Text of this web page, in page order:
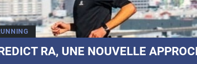
RA, UNE NOUVELLE